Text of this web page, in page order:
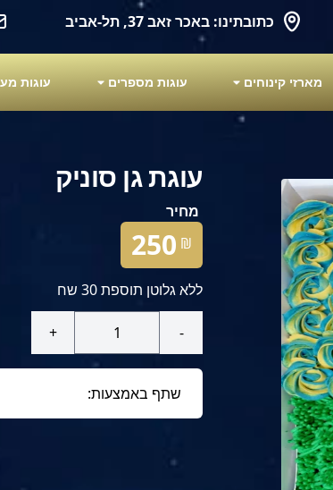
כתובתינו: באכר זאב 37, תל-אביב
מארזי קינוחים עוגות מספרים עוגות
עוגת גן סוניק
מחיר
₪
250
ללא גלוטן תוספת 30 שח
-
+
שתף באמצעות: